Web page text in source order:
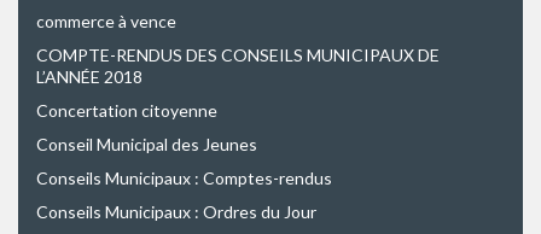
commerce à vence
COMPTE-RENDUS DES CONSEILS MUNICIPAUX DE
L’ANNÉE 2018
Concertation citoyenne
Conseil Municipal des Jeunes
Conseils Municipaux : Comptes-rendus
Conseils Municipaux : Ordres du Jour